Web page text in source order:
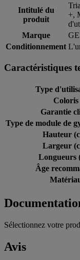
Intitulé du
produit
+,
Marque
Conditionnement
Caractéristiques
Type
Coloris
Garantie
Type de module de
Hauteur
Largeur
Longueurs
Âge
Sélectionnez votre
Avis